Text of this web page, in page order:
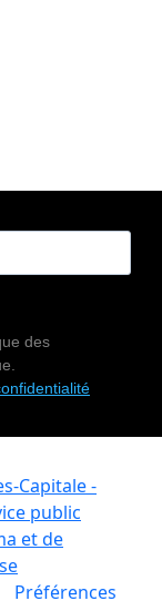
des
Capitale -
public
et de
Préférences